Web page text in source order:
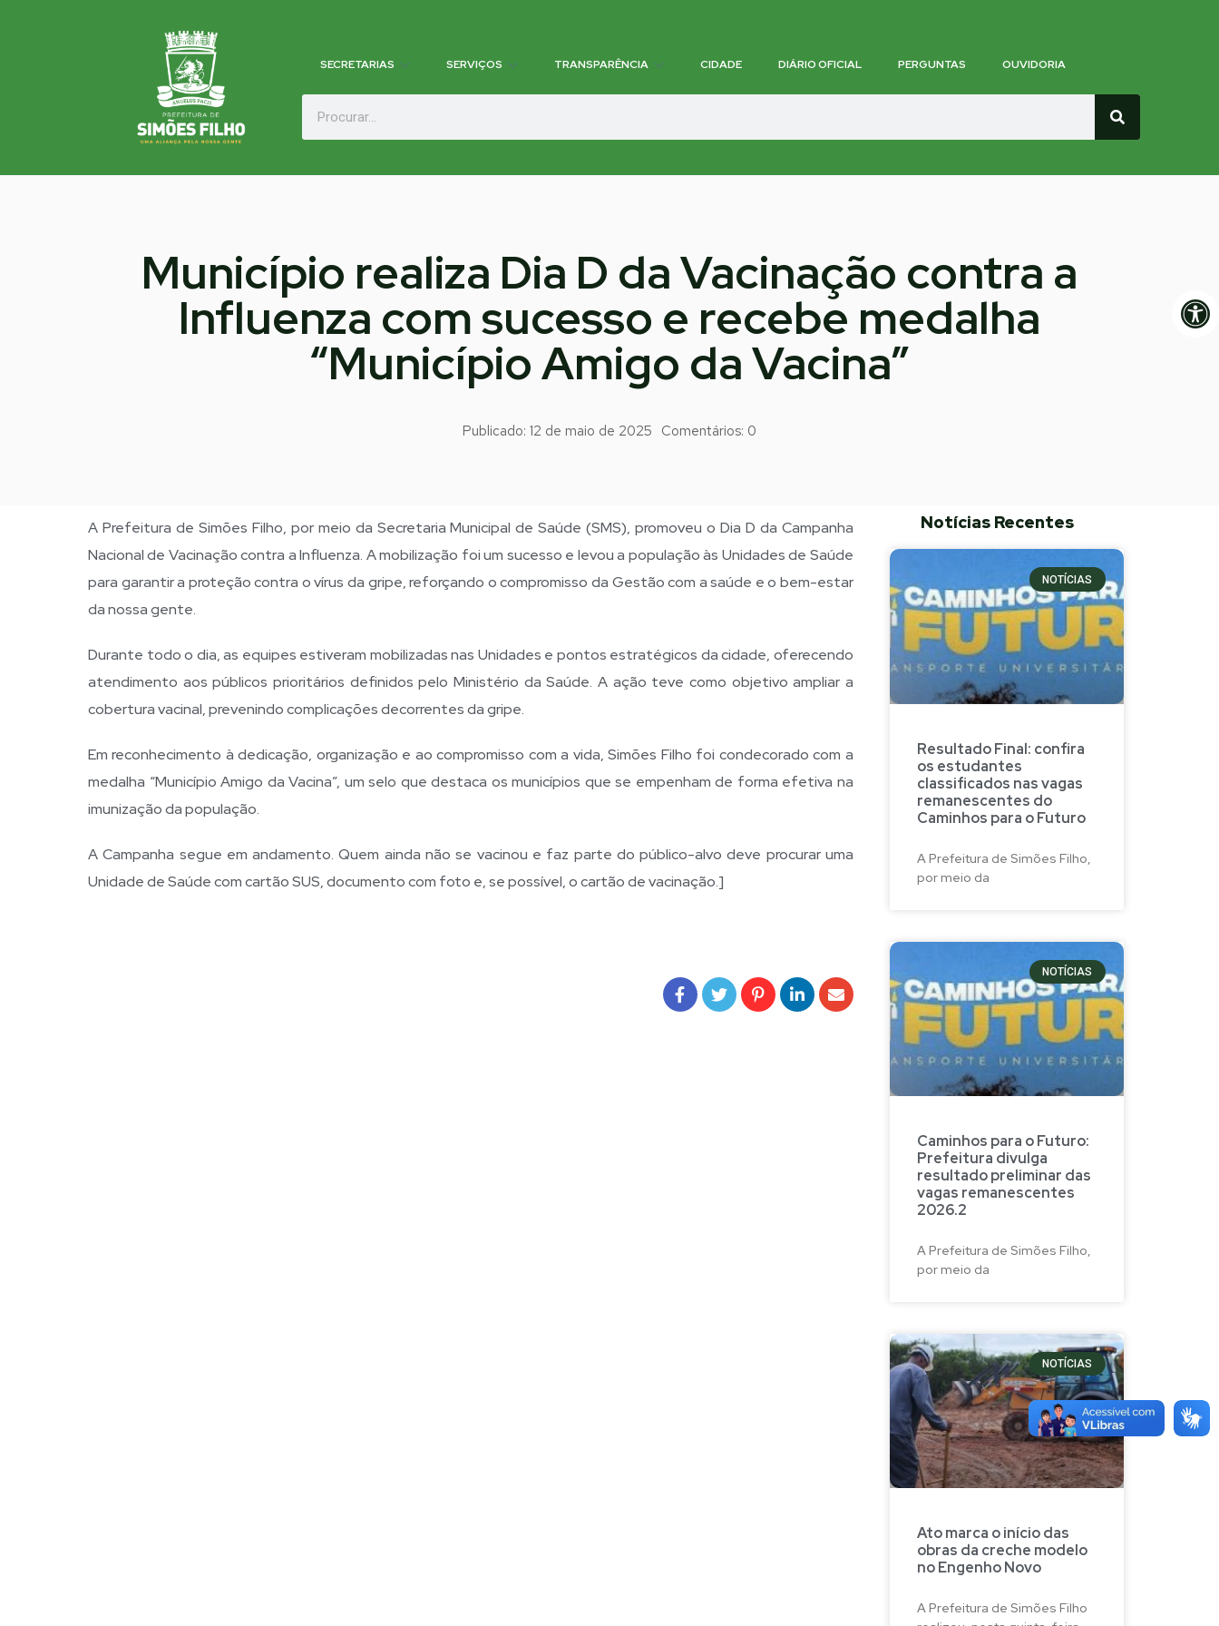
SECRETARIAS SERVIÇOS TRANSPARÊNCIA CIDADE DIÁRIO OFICIAL PERGUNTAS OUVIDORIA
Município realiza Dia D da Vacinação contra a
Influenza com sucesso e recebe medalha
“Município Amigo da Vacina”
Publicado: 12 de maio de 2025 Comentários: 0
A Prefeitura de Simões Filho, por meio da Secretaria Municipal de Saúde (SMS), promoveu o Dia D da Campanha
Nacional de Vacinação contra a Influenza. A mobilização foi um sucesso e levou a população às Unidades de Saúde
para garantir a proteção contra o vírus da gripe, reforçando o compromisso da Gestão com a saúde e o bem-estar
da nossa gente.
Durante todo o dia, as equipes estiveram mobilizadas nas Unidades e pontos estratégicos da cidade, oferecendo
atendimento aos públicos prioritários definidos pelo Ministério da Saúde. A ação teve como objetivo ampliar a
cobertura vacinal, prevenindo complicações decorrentes da gripe.
Em reconhecimento à dedicação, organização e ao compromisso com a vida, Simões Filho foi condecorado com a
medalha “Município Amigo da Vacina”, um selo que destaca os municípios que se empenham de forma efetiva na
imunização da população.
A Campanha segue em andamento. Quem ainda não se vacinou e faz parte do público-alvo deve procurar uma
Unidade de Saúde com cartão SUS, documento com foto e, se possível, o cartão de vacinação.]
Notícias Recentes
NOTÍCIAS
Resultado Final: confira
os estudantes
classificados nas vagas
remanescentes do
Caminhos para o Futuro
A Prefeitura de Simões Filho,
por meio da
NOTÍCIAS
Caminhos para o Futuro:
Prefeitura divulga
resultado preliminar das
vagas remanescentes
2026.2
A Prefeitura de Simões Filho,
por meio da
NOTÍCIAS
Ato marca o início das
obras da creche modelo
no Engenho Novo
A Prefeitura de Simões Filho